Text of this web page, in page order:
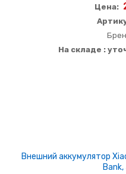
Цена:
На складе :
Внешний аккумулятор